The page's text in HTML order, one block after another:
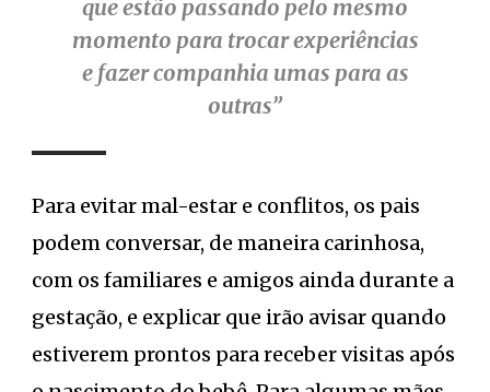
que estão passando pelo mesmo
momento para trocar experiências
e fazer companhia umas para as
outras”
Para evitar mal-estar e conflitos, os pais
podem conversar, de maneira carinhosa,
com os familiares e amigos ainda durante a
gestação, e explicar que irão avisar quando
estiverem prontos para receber visitas após